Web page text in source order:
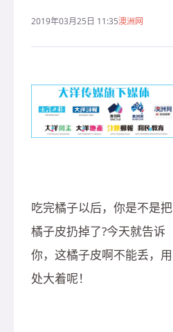
2019年03月25日 11:35澳洲网
吃完橘子以后，你是不是把
橘子皮扔掉了?今天就告诉
你，这橘子皮啊不能丢，用
处大着呢！